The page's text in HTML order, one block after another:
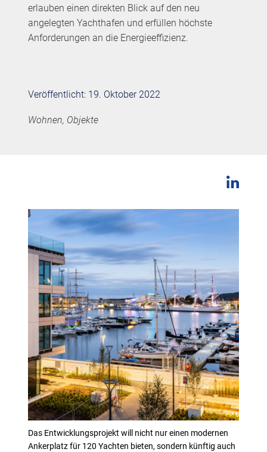
erlauben einen direkten Blick auf den neu
angelegten Yachthafen und erfüllen höchste
Anforderungen an die Energieeffizienz.
Veröffentlicht: 19. Oktober 2022
Wohnen, Objekte
Das Entwicklungsprojekt will nicht nur einen modernen
Ankerplatz für 120 Yachten bieten, sondern künftig auch